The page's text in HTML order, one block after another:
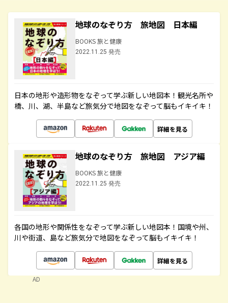
地球のなぞり方 旅地図 日本編
BOOKS 旅と健康
2022.11.25 発売
日本の地形や造形物をなぞって学ぶ新しい地図本！観光名所や
橋、川、湖、半島など旅気分で地図をなぞって脳もイキイキ！
詳細を見る
地球のなぞり方 旅地図 アジア編
BOOKS 旅と健康
2022.11.25 発売
各国の地形や関係性をなぞって学ぶ新しい地図本！国境や州、
川や街道、島など旅気分で地図をなぞって脳もイキイキ！
詳細を見る
AD